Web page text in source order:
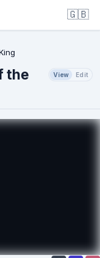
🇬🇧
the
View Edit